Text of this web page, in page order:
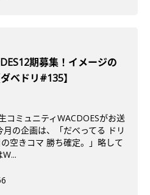
期募集！イメージの
ベドリ#135】
コミュニティWACDOESがお送
の企画は、「だべってる ドリ
空きコマ 勝ち確定。」略して